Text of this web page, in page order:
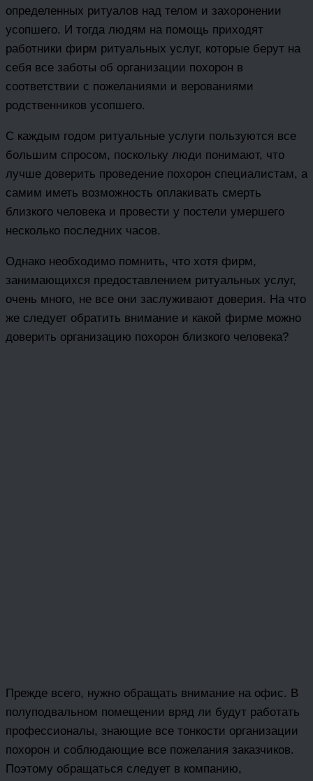
определенных ритуалов над телом и захоронении
усопшего. И тогда людям на помощь приходят
работники фирм ритуальных услуг, которые берут на
себя все заботы об организации похорон в
соответствии с пожеланиями и верованиями
родственников усопшего.
С каждым годом ритуальные услуги пользуются все
большим спросом, поскольку люди понимают, что
лучше доверить проведение похорон специалистам, а
самим иметь возможность оплакивать смерть
близкого человека и провести у постели умершего
несколько последних часов.
Однако необходимо помнить, что хотя фирм,
занимающихся предоставлением ритуальных услуг,
очень много, не все они заслуживают доверия. На что
же следует обратить внимание и какой фирме можно
доверить организацию похорон близкого человека?
Прежде всего, нужно обращать внимание на офис. В
полуподвальном помещении вряд ли будут работать
профессионалы, знающие все тонкости организации
похорон и соблюдающие все пожелания заказчиков.
Поэтому обращаться следует в компанию,